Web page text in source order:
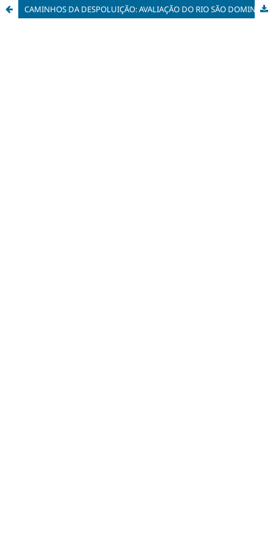
CAMINHOS DA DESPOLUIÇÃO: AVALIAÇÃO DO RIO SÃO DOMINGOS NO PERÍODO DE 2000 A 2010